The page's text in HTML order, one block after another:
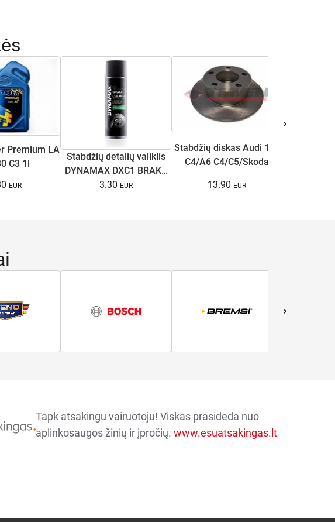
Premium LA
C3 1l
Stabdžių detalių valiklis
DYNAMAX DXC1 BRAKE
CLEANER 500ml
3.30
Stabdžių diskas Audi 100
C4/A6 C4/C5/Skoda
B5/B5.5 1.6-3.7 90-08
13.90
Tapk atsakingu vairuotoju! Viskas prasideda nuo
aplinkosaugos žinių ir įpročių. www.esuatsakingas.lt